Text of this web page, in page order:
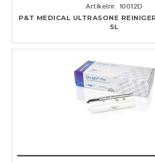
Artikelnr. 10012D
P&T MEDICAL ULTRASONE
5L